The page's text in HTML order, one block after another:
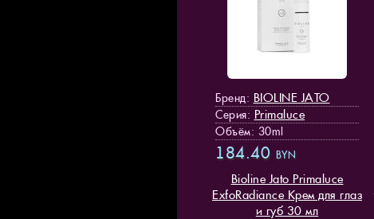
Бренд: BIOLINE JATO
Серия: Primaluce
Объём: 30ml
184.40 BYN
Bioline Jato Primaluce
ExfoRadiance Крем для глаз
и губ 30 мл